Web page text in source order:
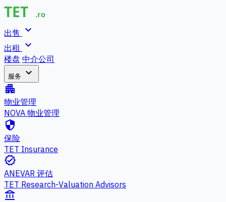
出售 expand_more
出租 expand_more
楼盘 中介公司
服务 expand_more
apartment
物业管理
NOVA 物业管理
security
保险
TET Insurance
verified
ANEVAR 评估
TET Research-Valuation Advisors
account_balance